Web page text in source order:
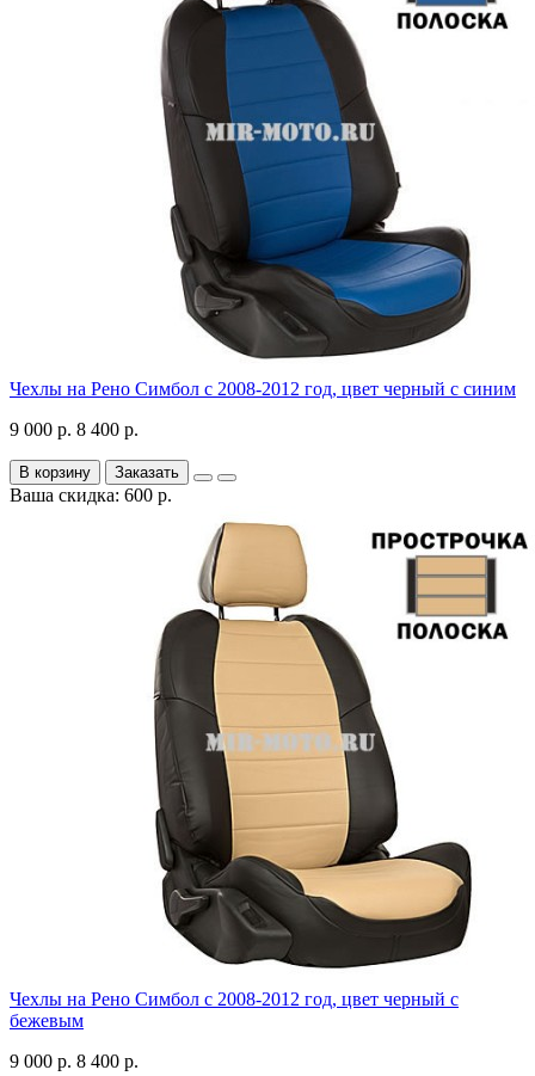
Чехлы на Рено Симбол с 2008-2012 год, цвет черный с синим
9 000 р. 8 400 р.
В корзину Заказать
Ваша скидка: 600 р.
Чехлы на Рено Симбол с 2008-2012 год, цвет черный с
бежевым
9 000 р. 8 400 р.